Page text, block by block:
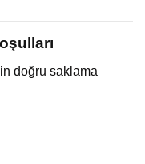
doğru saklama